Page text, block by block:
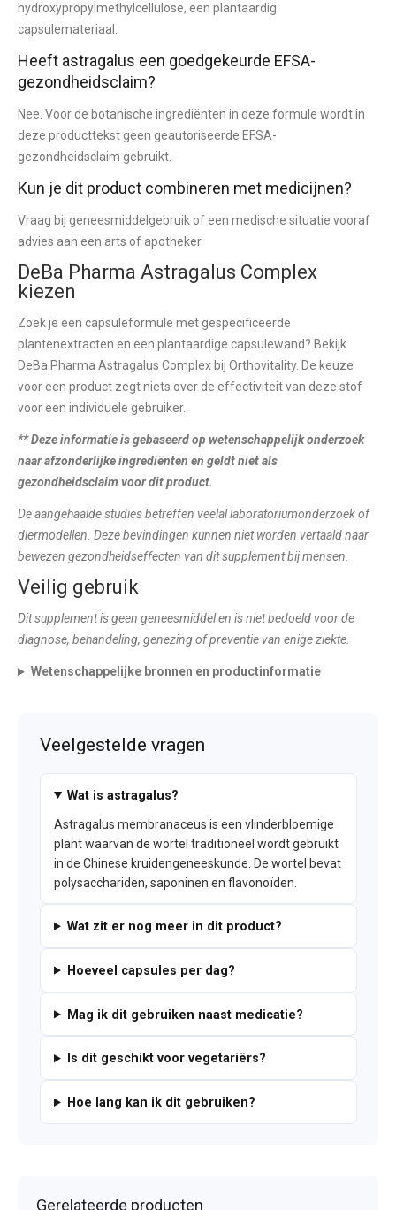
hydroxypropylmethylcellulose, een plantaardig
capsulemateriaal.
Heeft astragalus een goedgekeurde EFSA-
gezondheidsclaim?
Nee. Voor de botanische ingrediënten in deze formule wordt in
deze producttekst geen geautoriseerde EFSA-
gezondheidsclaim gebruikt.
Kun je dit product combineren met medicijnen?
Vraag bij geneesmiddelgebruik of een medische situatie vooraf
advies aan een arts of apotheker.
DeBa Pharma Astragalus Complex
kiezen
Zoek je een capsuleformule met gespecificeerde
plantenextracten en een plantaardige capsulewand? Bekijk
DeBa Pharma Astragalus Complex bij Orthovitality. De keuze
voor een product zegt niets over de effectiviteit van deze stof
voor een individuele gebruiker.
** Deze informatie is gebaseerd op wetenschappelijk onderzoek
naar afzonderlijke ingrediënten en geldt niet als
gezondheidsclaim voor dit product.
De aangehaalde studies betreffen veelal laboratoriumonderzoek of
diermodellen. Deze bevindingen kunnen niet worden vertaald naar
bewezen gezondheidseffecten van dit supplement bij mensen.
Veilig gebruik
Dit supplement is geen geneesmiddel en is niet bedoeld voor de
diagnose, behandeling, genezing of preventie van enige ziekte.
Wetenschappelijke bronnen en productinformatie
Veelgestelde vragen
Wat is astragalus?
Astragalus membranaceus is een vlinderbloemige
plant waarvan de wortel traditioneel wordt gebruikt
in de Chinese kruidengeneeskunde. De wortel bevat
polysacchariden, saponinen en flavonoïden.
Wat zit er nog meer in dit product?
Hoeveel capsules per dag?
Mag ik dit gebruiken naast medicatie?
Is dit geschikt voor vegetariërs?
Hoe lang kan ik dit gebruiken?
Gerelateerde producten